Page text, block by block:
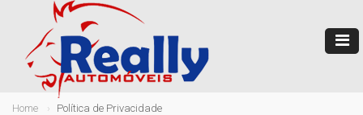
Home Política de Privacidade